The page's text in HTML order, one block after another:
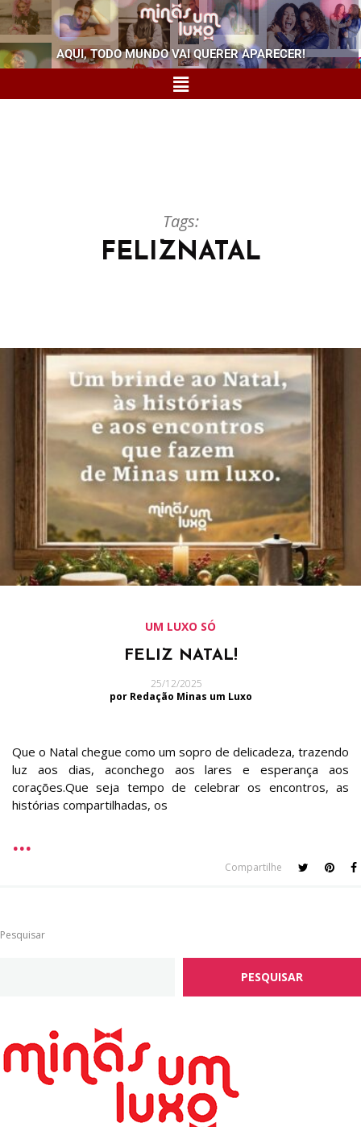
AQUI, TODO MUNDO VAI QUERER APARECER!
Tags:
FELIZNATAL
UM LUXO SÓ
FELIZ NATAL!
25/12/2025
por Redação Minas um Luxo
Que o Natal chegue como um sopro de delicadeza, trazendo
luz aos dias, aconchego aos lares e esperança aos
corações.Que seja tempo de celebrar os encontros, as
histórias compartilhadas, os
Compartilhe
Pesquisar
PESQUISAR